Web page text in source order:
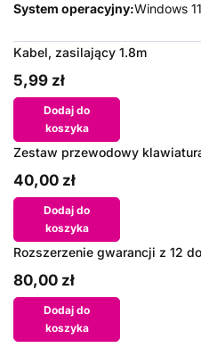
System operacyjny:Windows
Kabel, zasilający 1.8m
5,99 zł
Dodaj do
koszyka
Zestaw przewodowy
40,00 zł
Dodaj do
koszyka
Rozszerzenie gwarancji z 12
80,00 zł
Dodaj do
koszyka